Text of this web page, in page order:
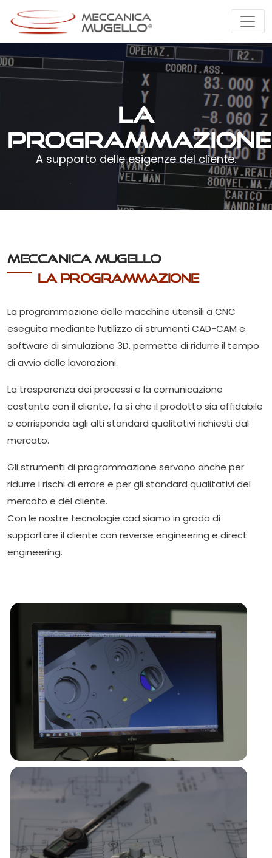
contenuto
Footer
LA
PROGRAMMAZIONE
A supporto delle esigenze del cliente.
Meccanica Mugello
La Programmazione
La programmazione delle macchine utensili a CNC
eseguita mediante l’utilizzo di strumenti CAD-CAM e
software di simulazione 3D, permette di ridurre il tempo
di avvio delle lavorazioni.
La trasparenza dei processi e la comunicazione
costante con il cliente, fa sì che il prodotto sia affidabile
e corrisponda agli alti standard qualitativi richiesti dal
mercato.
Gli strumenti di programmazione servono anche per
ridurre i rischi di errore e per gli standard qualitativi del
mercato e del cliente.
Con le nostre tecnologie cad siamo in grado di
supportare il cliente con reverse engineering e direct
engineering.